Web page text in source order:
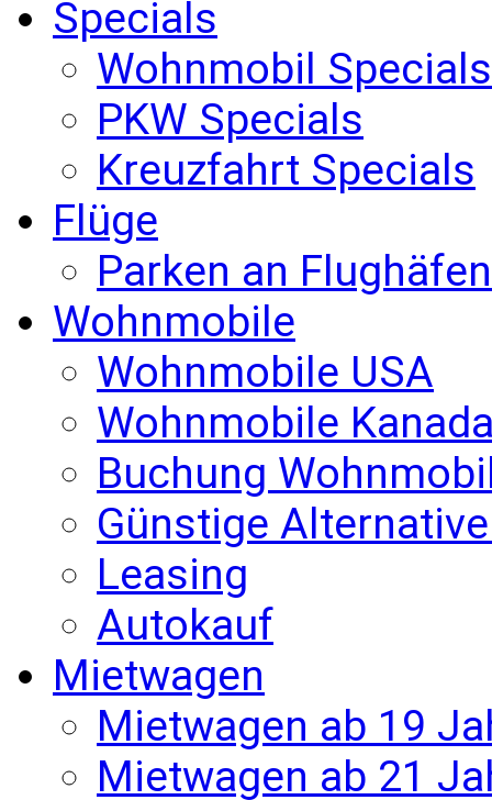
Specials
Wohnmobil Specials
PKW Specials
Kreuzfahrt Specials
Flüge
Parken an Flughäfen
Wohnmobile
Wohnmobile USA
Wohnmobile
Buchung
Günstige
Leasing
Autokauf
Mietwagen
Mietwagen ab 19
Mietwagen ab 21